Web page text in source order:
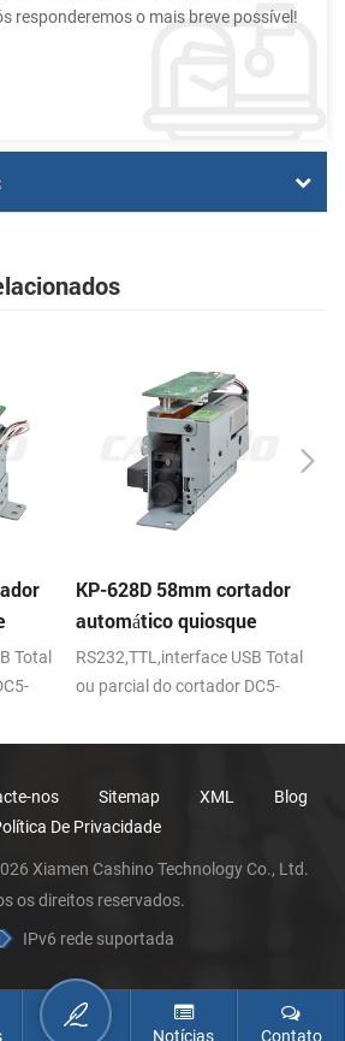
responderemos o mais breve possível!
Total
KP-628D 58mm cortador
automático quiosque
impressora térmica
RS232,TTL,interface USB Total
ou parcial do cortador DC5-
nos Sitemap XML
Blog
De Privacidade
Xiamen Cashino Technology Co., Ltd.
os direitos reservados.
IPv6 rede suportada
Notícias Contato